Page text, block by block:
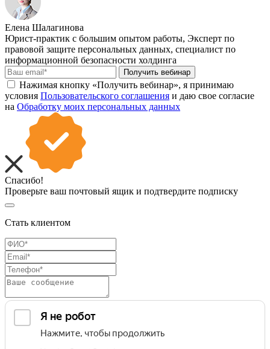
Елена Шалагинова
Юрист-практик с большим опытом работы, Эксперт по
правовой защите персональных данных, специалист по
информационной безопасности холдинга
Получить вебинар
Нажимая кнопку «Получить вебинар», я принимаю
условия Пользовательского соглашения и даю свое согласие
на Обработку моих персональных данных
Спасибо!
Проверьте ваш почтовый ящик и подтвердите подписку
Стать клиентом